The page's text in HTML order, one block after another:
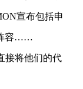
宣布包括申
阵容……
接将他们的代